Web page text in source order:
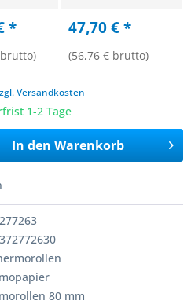
* 47,70 € *
(56,76 € brutto)
Versandkosten
1-2 Tage
In den Warenkorb
80 mm